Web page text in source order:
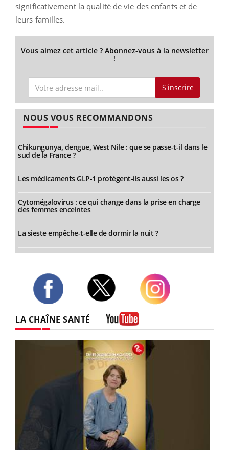
significativement la qualité de vie des enfants et de
leurs familles.
Vous aimez cet article ? Abonnez-vous à la newsletter
!
S'inscrire
NOUS VOUS RECOMMANDONS
Chikungunya, dengue, West Nile : que se passe-t-il dans le
sud de la France ?
Les médicaments GLP-1 protègent-ils aussi les os ?
Cytomégalovirus : ce qui change dans la prise en charge
des femmes enceintes
La sieste empêche-t-elle de dormir la nuit ?
LA CHAÎNE SANTÉ